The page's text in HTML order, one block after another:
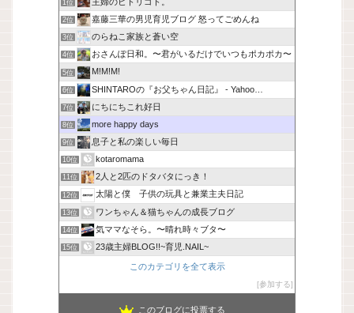
1位
2位 嘉藤三華の男児育児ブログ 怒ってごめんね
3位 のらねこ家族と蒼い空
4位 おさんぽ日和。〜君がいるだけでいつもポカポカ〜
5位 M!M!M!
6位 SHINTAROの『お父ちゃん日記』 - Yahoo…
7位 にちにちこれ好日
8位 more happy days
9位 息子と私の楽しい毎日
10位 kotaromama
11位 2人と2匹のドタバタにっき！
12位 太陽と僕 子供の玩具と兼業主夫日記
13位 ワンちゃん＆猫ちゃんの成長ブログ
14位 気ママなそら。〜晴れ時々ブタ〜
15位 23歳主婦BLOG!!~育児.NAIL~
このカテゴリを全て表示
参加する
このブログに投票する